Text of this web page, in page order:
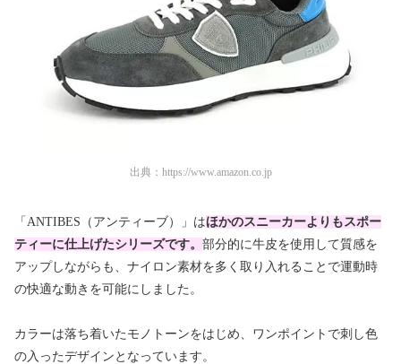
出典： https://www.amazon.co.jp
「ANTIBES（アンティーブ）」はほかのスニーカーよりもスポー
ティーに仕上げたシリーズです。 部分的に牛皮を使用して質感を
アップしながらも、ナイロン素材を多く取り入れることで運動時
の快適な動きを可能にしました。
カラーは落ち着いたモノトーンをはじめ、ワンポイントで刺し色
の入ったデザインとなっています。